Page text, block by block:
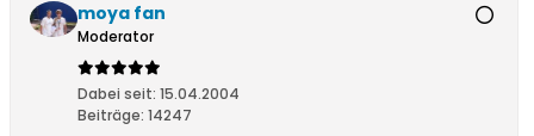
moya fan
Moderator
Dabei seit: 15.04.2004
Beiträge: 14247